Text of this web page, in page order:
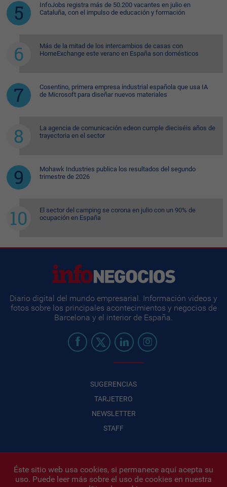
InfoJobs registra más de 50.200 vacantes en julio en
Cataluña, con el impulso de educación y formación
Más de la mitad de los intercambios de casas con
HomeExchange este verano en España son domésticos
Cosentino, primera empresa industrial española que usa IA
de Microsoft para diseñar nuevos materiales
La agencia de comunicación edeon cumple dieciséis años de
trayectoria en el sector
Mohawk Industries publica los resultados del segundo
trimestre de 2026
El sector del camping se corona en julio con un 90% de
ocupación en España
Diario digital del mundo empresarial. Información videos y
fotos sobre los principales acontecimientos y negocios de
Barcelona y el interior de España.
SUGERENCIAS
TARJETERO
NEWSLETTER
STAFF
Infonegocios 2026| INFONEGOCIOS S.A. · CUIT: 30710438486 |
Éste sitio web usa cookies, si permanece aquí acepta su
uso. Puede leer más sobre el uso de cookies en nuestra